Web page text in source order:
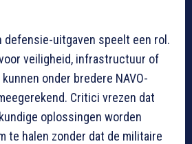
defensie-uitgaven speelt een rol.
veiligheid, infrastructuur of
onder bredere NAVO-
Critici vrezen dat
oplossingen worden
te halen zonder dat de militaire